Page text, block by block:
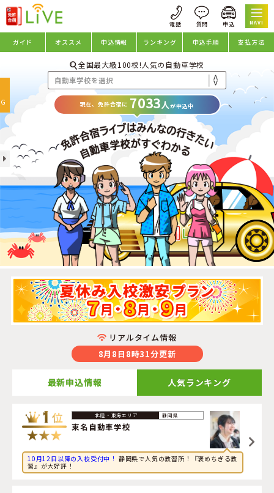
NAVI
ガイド オススメ 申込情報 ランキング 申込手順 支払方法
全国最大級100校!人気の自動車学校
現在、免許合宿に 7033人が申込中
リアルタイム情報
8月8日8時31分更新
最新申込情報
2026年8月8日
旅行に興味のある大学生が山形県・
山形・県南自動車学校
に申し込みました。
2026年8月8日
旅行に興味のある大学生が栃木県・那須自動車学校に申し
人気ランキング
静岡県
東名自動車学校
10月12日以降の入校受付中！ 静岡県で人気の教習所！『褒めちぎる教
習』が大好評！